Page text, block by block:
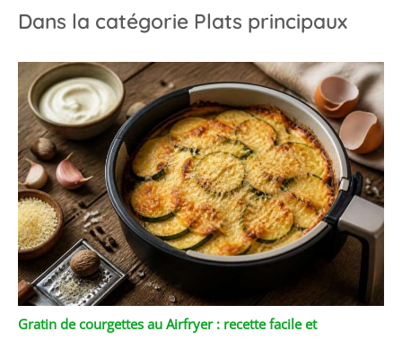
Dans la catégorie Plats principaux
Gratin de courgettes au Airfryer : recette facile et